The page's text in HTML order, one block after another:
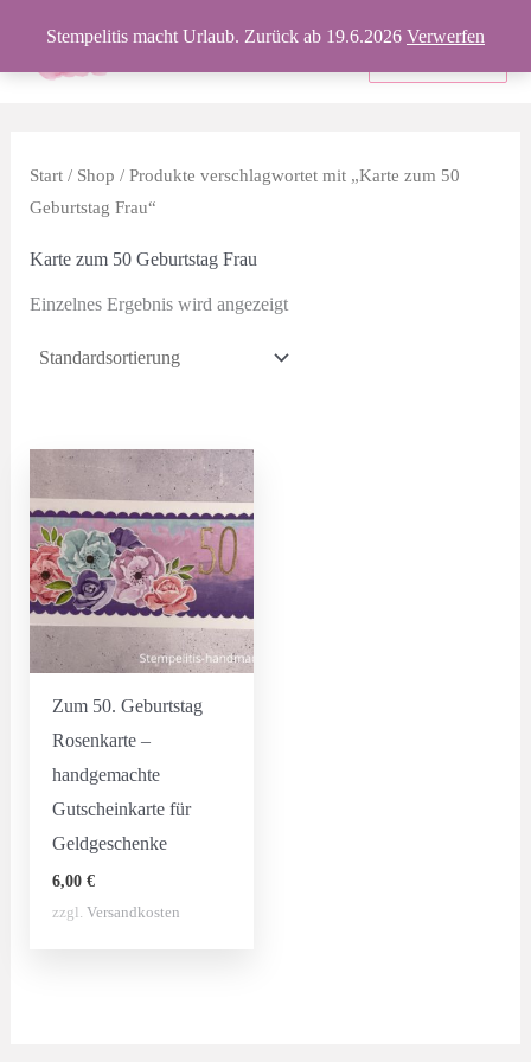
Stempelitis macht Urlaub. Zurück ab 19.6.2026 Verwerfen
springen
Produkte
Start/ Shop / Produkte verschlagwortet mit „Karte zum 50
Geburtstag Frau“
Karte zum 50 Geburtstag Frau
Einzelnes Ergebnis wird angezeigt
Zum 50. Geburtstag
Rosenkarte –
handgemachte
Gutscheinkarte für
Geldgeschenke
6,00 €
zzgl. Versandkosten